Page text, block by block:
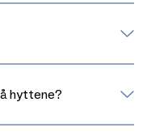
hyttene?